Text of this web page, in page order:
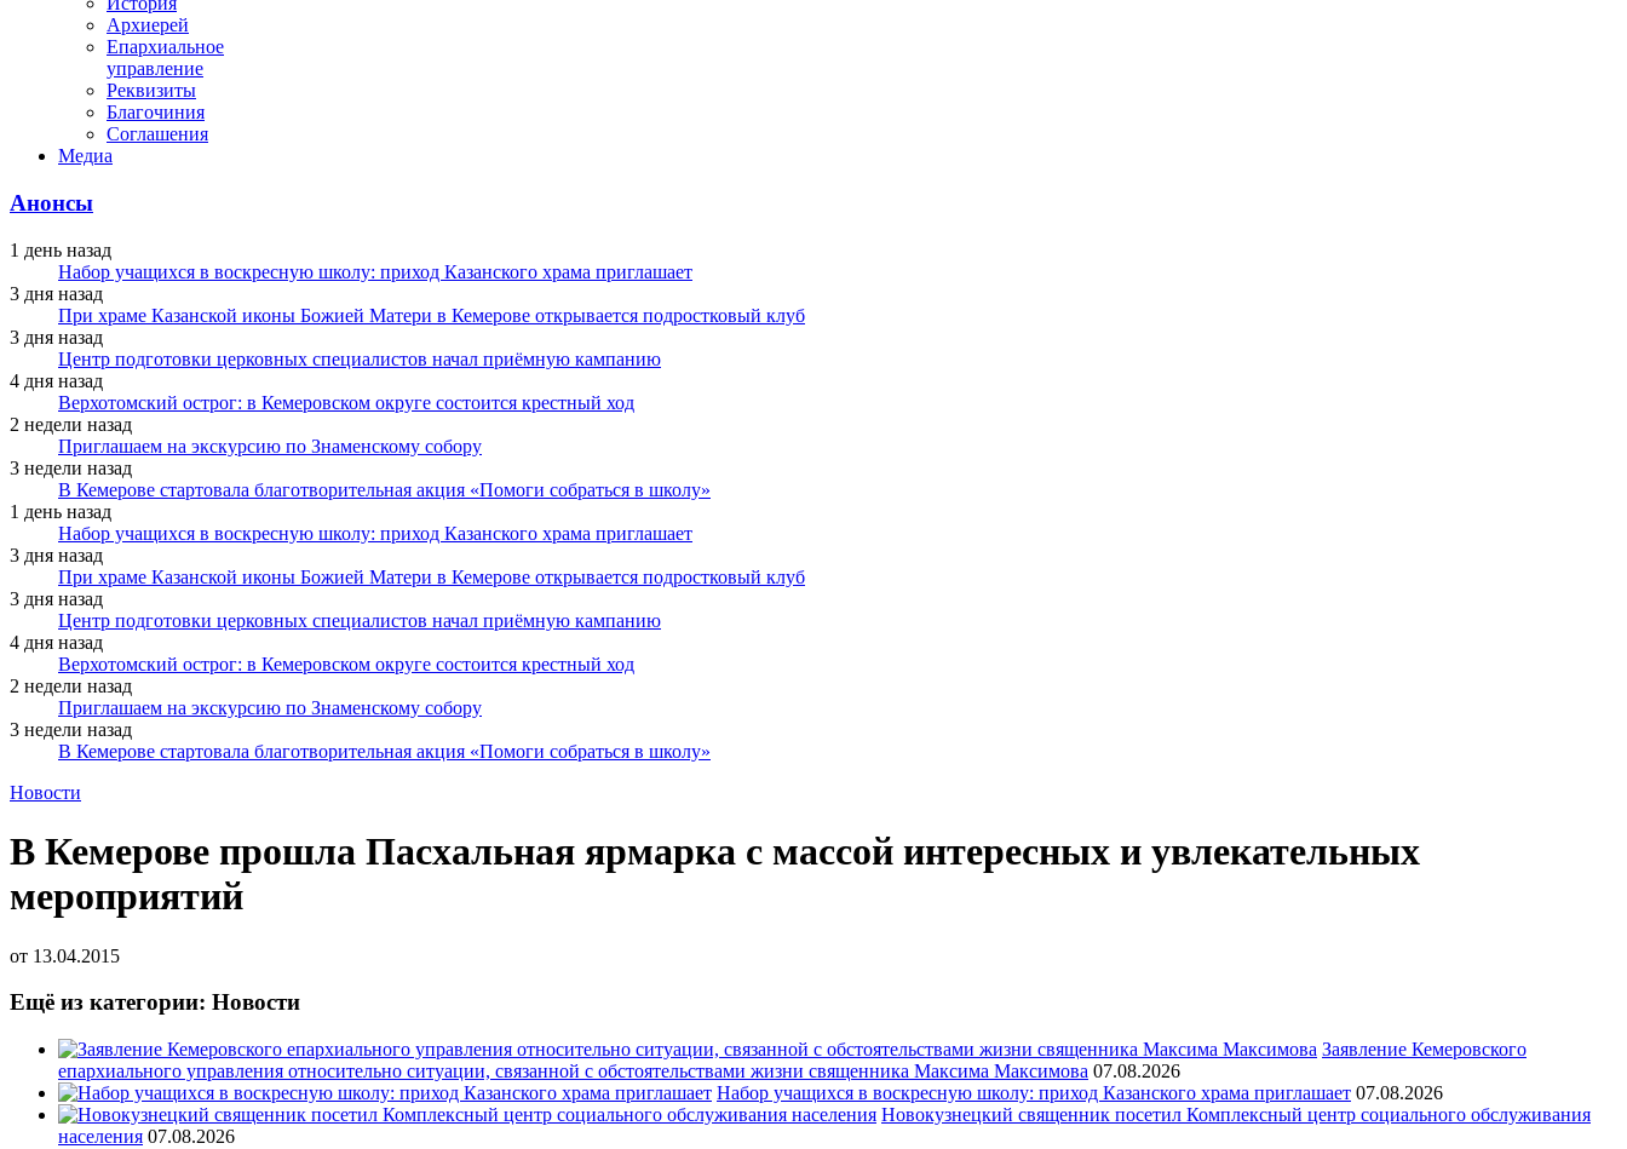
Архиерей
Епархиальное
управление
Реквизиты
Благочиния
Соглашения
Медиа
Анонсы
1 день назад
Набор учащихся в воскресную школу: приход Казанского храма приглашает
3 дня назад
При храме Казанской иконы Божией Матери в Кемерове открывается подростковый клуб
3 дня назад
Центр подготовки церковных специалистов начал приёмную кампанию
4 дня назад
Верхотомский острог: в Кемеровском округе состоится крестный ход
2 недели назад
Приглашаем на экскурсию по Знаменскому собору
3 недели назад
В Кемерове стартовала благотворительная акция «Помоги собраться в школу»
1 день назад
Набор учащихся в воскресную школу: приход Казанского храма приглашает
3 дня назад
При храме Казанской иконы Божией Матери в Кемерове открывается подростковый клуб
3 дня назад
Центр подготовки церковных специалистов начал приёмную кампанию
4 дня назад
Верхотомский острог: в Кемеровском округе состоится крестный ход
2 недели назад
Приглашаем на экскурсию по Знаменскому собору
3 недели назад
В Кемерове стартовала благотворительная акция «Помоги собраться в школу»
Новости
В Кемерове прошла Пасхальная ярмарка с массой интересных и увлекательных
мероприятий
от 13.04.2015
Ещё из категории: Новости
Заявление Кемеровского
епархиального управления относительно ситуации, связанной с обстоятельствами жизни священника Максима Максимова 07.08.2026
Набор учащихся в воскресную школу: приход Казанского храма приглашает 07.08.2026
Новокузнецкий священник посетил Комплексный центр социального обслуживания
населения 07.08.2026